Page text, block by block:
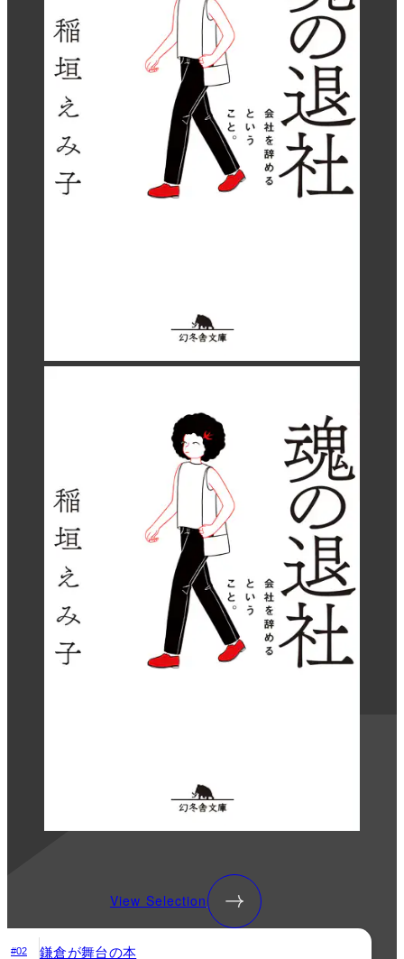
View Selection
#02 鎌倉が舞台の本